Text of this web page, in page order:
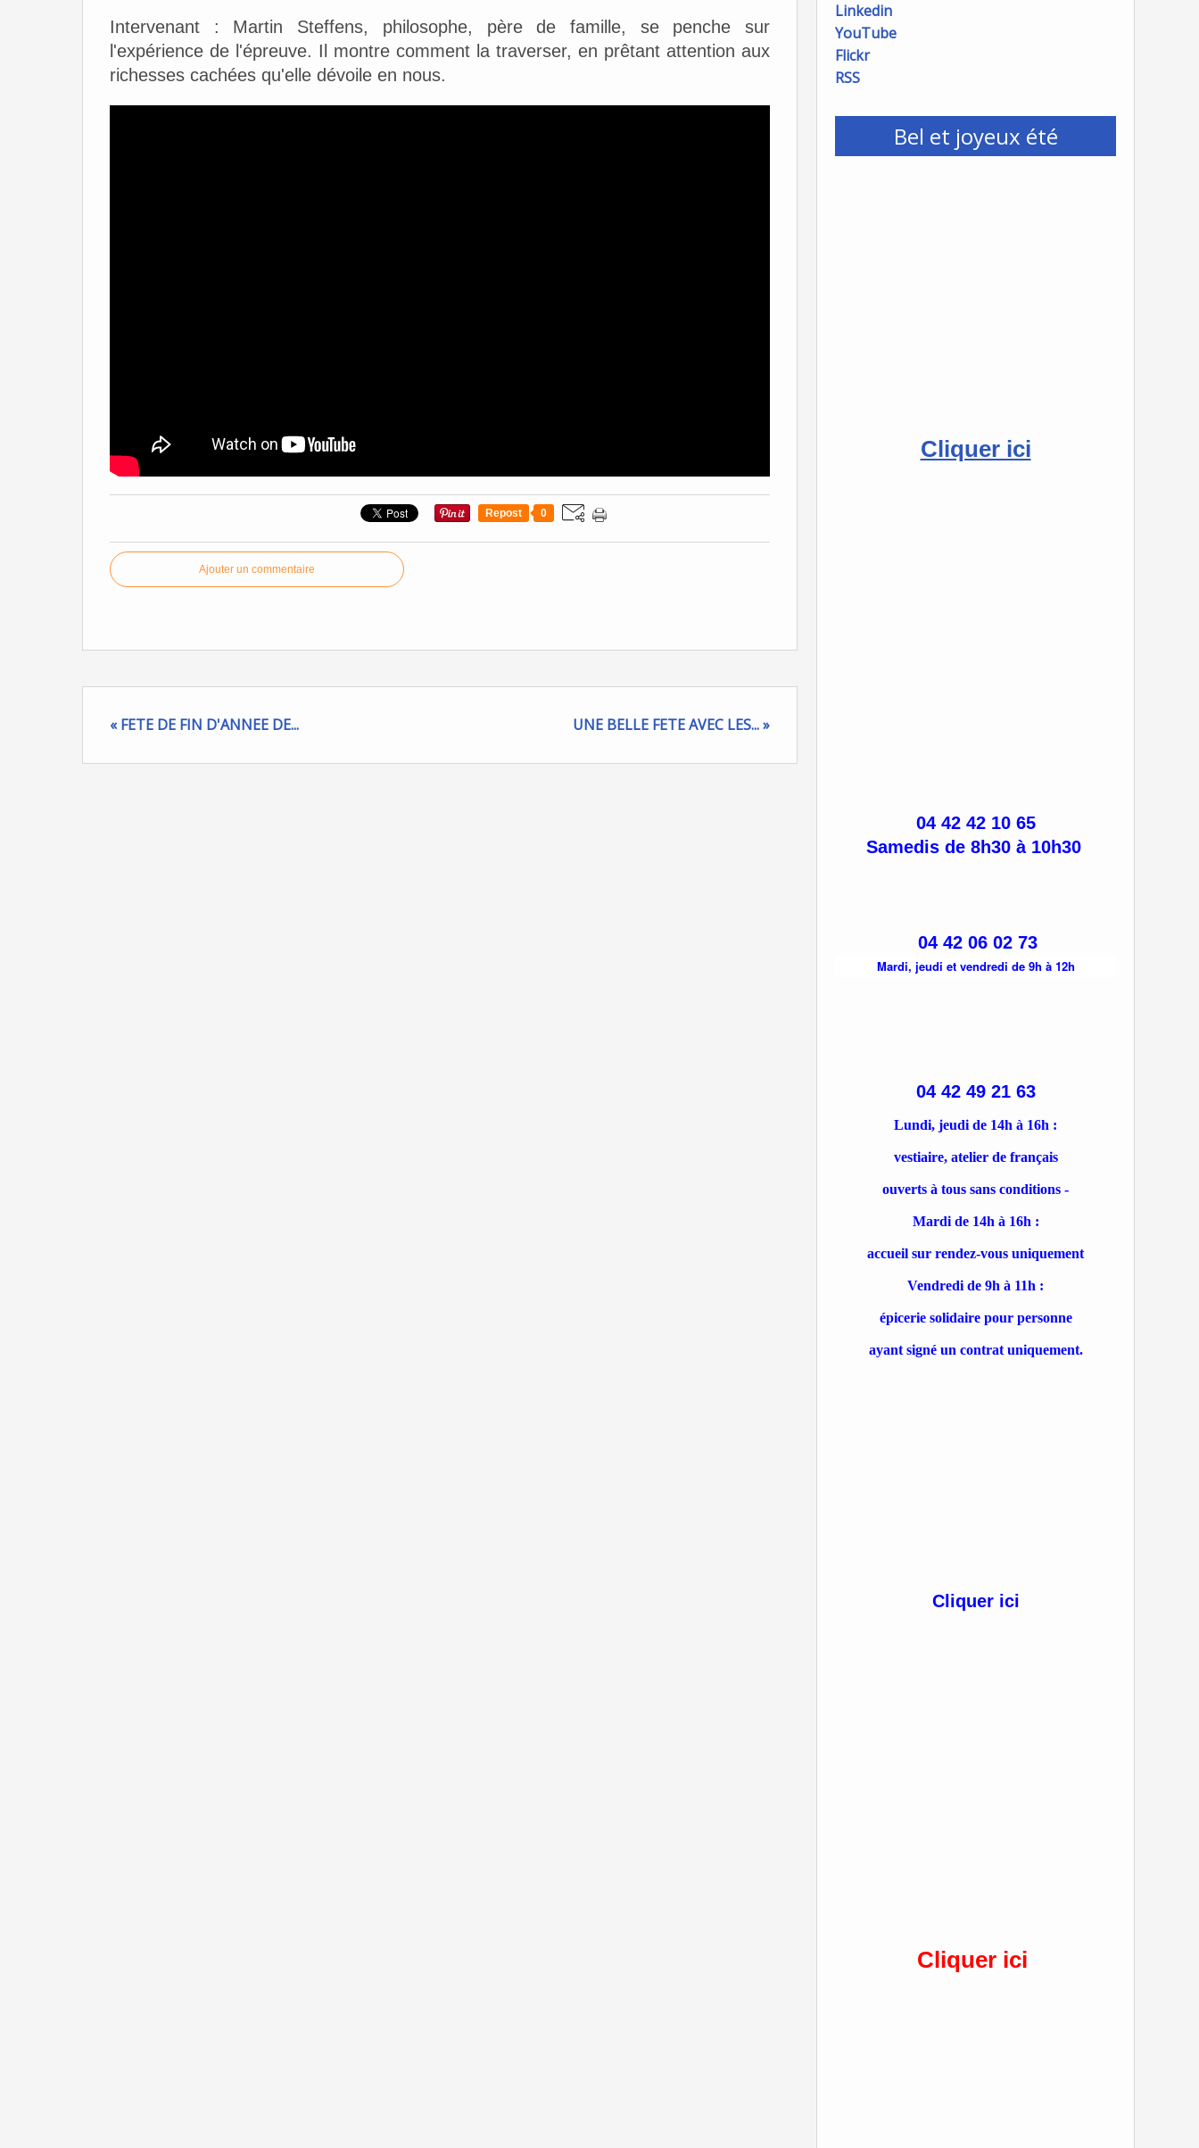
Linkedin
YouTube
Flickr
RSS
Bel et joyeux été
Cliquer ici
04 42 42 10 65
Samedis de 8h30 à 10h30
04 42 06 02 73
Mardi, jeudi et vendredi de 9h à 12h
04 42 49 21 63
Lundi, jeudi de 14h à 16h :
vestiaire, atelier de français
ouverts à tous sans conditions -
Mardi de 14h à 16h :
accueil sur rendez-vous uniquement
Vendredi de 9h à 11h :
épicerie solidaire pour personne
ayant signé un contrat uniquement.
Cliquer ici
Cliquer ici
Intervenant : Martin Steffens, philosophe, père de famille, se penche sur
l'expérience de l'épreuve. Il montre comment la traverser, en prêtant attention aux
richesses cachées qu'elle dévoile en nous.
Repost 0
Ajouter un commentaire
« FETE DE FIN D'ANNEE DE... UNE BELLE FETE AVEC LES... »